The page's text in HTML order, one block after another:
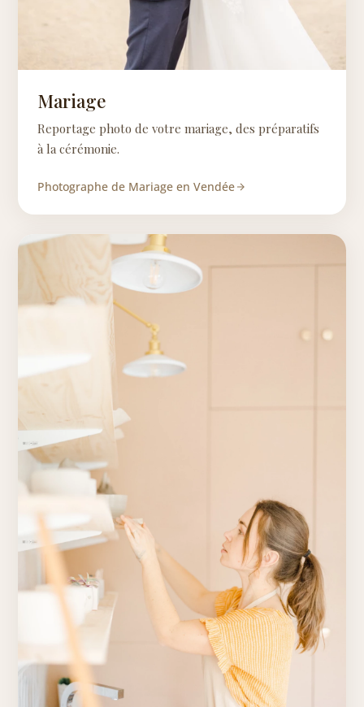
Mariage
Reportage photo de votre mariage, des préparatifs
à la cérémonie.
Photographe de Mariage en Vendée